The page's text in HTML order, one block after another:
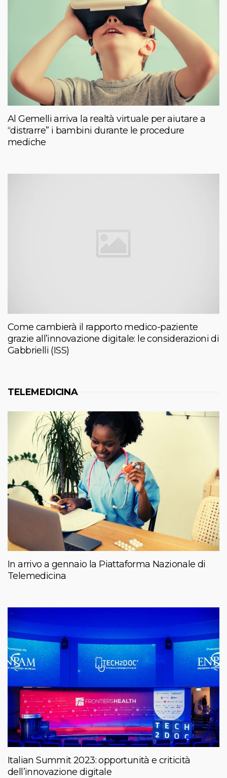
Al Gemelli arriva la realtà virtuale per aiutare a
“distrarre” i bambini durante le procedure
mediche
Come cambierà il rapporto medico-paziente
grazie all’innovazione digitale: le considerazioni di
Gabbrielli (ISS)
TELEMEDICINA
In arrivo a gennaio la Piattaforma Nazionale di
Telemedicina
Italian Summit 2023: opportunità e criticità
dell’innovazione digitale